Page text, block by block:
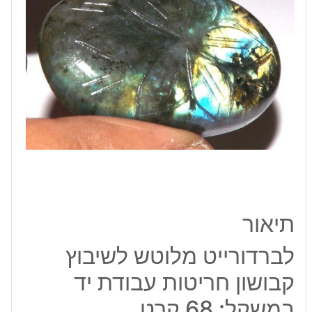
עבודת
יד
במשקל:
68
תיאור
לברדורייט מלוטש לשיבוץ
קבושון חריטות עבודת יד